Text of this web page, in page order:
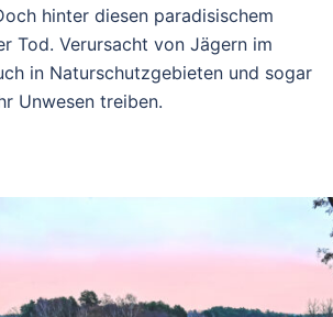
hinter diesen paradisischem
Tod. Verursacht von Jägern im
in Naturschutzgebieten und sogar
Unwesen treiben.